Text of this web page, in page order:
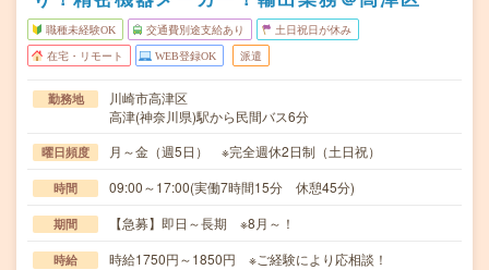
職種未経験OK 交通費別途支給あり 土日祝日が休み
在宅・リモート WEB登録OK 派遣
勤務地
川崎市高津区
高津(神奈川県)駅から民間バス6分
曜日頻度 月～金（週5日） ※完全週休2日制（土日祝）
時間 09:00～17:00(実働7時間15分 休憩45分)
期間 【急募】即日～長期 ※8月～！
時給 時給1750円～1850円 ※ご経験により応相談！